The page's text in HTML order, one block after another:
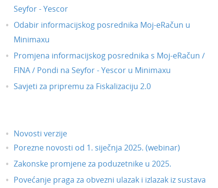
Seyfor - Yescor
Odabir informacijskog posrednika Moj-eRačun u
Minimaxu
Promjena informacijskog posrednika s Moj-eRačun /
FINA / Pondi na Seyfor - Yescor u Minimaxu
Savjeti za pripremu za Fiskalizaciju 2.0
Novosti verzije
Porezne novosti od 1. siječnja 2025. (webinar)
Zakonske promjene za poduzetnike u 2025.
Povećanje praga za obvezni ulazak i izlazak iz sustava